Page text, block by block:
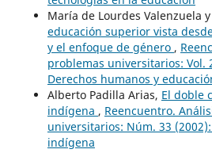
María de Lourdes Valenzuela
educación superior vista
y el enfoque de género ,
problemas universitarios: Vol.
Derechos humanos y
Alberto Padilla Arias, El doble
indígena , Reencuentro.
universitarios: Núm. 33
indígena